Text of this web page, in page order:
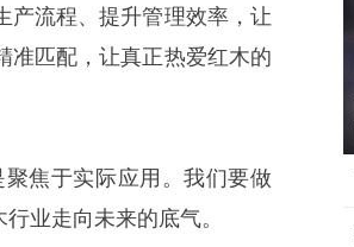
产流程、提升管理效率，让
准匹配，让真正热爱红木的
焦于实际应用。我们要做
业走向未来的底气。